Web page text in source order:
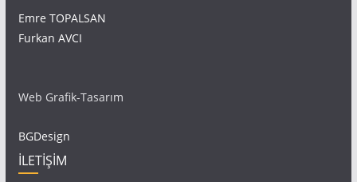
Emre TOPALSAN
Furkan AVCI
Web Grafik-Tasarım
BGDesign
İLETİŞİM